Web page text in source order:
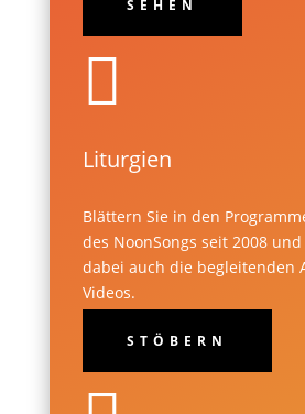
SEHEN

Liturgien
Blättern Sie in den
des NoonSongs seit 2008
dabei auch die begleitenden
Videos.
STÖBERN